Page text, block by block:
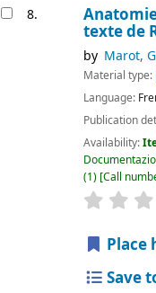
8.
texte de
by Marot,
Material type:
Language:
Publication
Availability:
(1) Call
star rating
Place
Save